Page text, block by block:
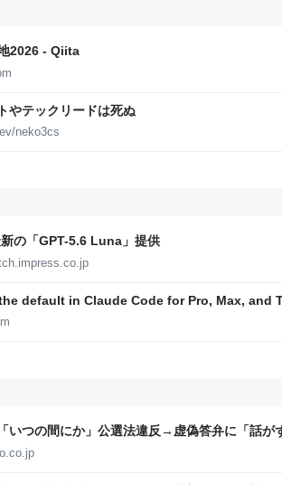
2026 - Qiita
やテックリードは死ぬ
neko3cs
の「GPT-5.6 Luna」提供
default in Claude Code for Pro, Max, and
いつの間にか」公選法違反→虚偽答弁に「話が
（よろず～ニュース） - Yahoo!ニュース